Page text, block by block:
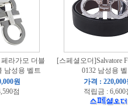
페라가모 더블
남성용 벨트
원
점
[스페셜오더]Salvatore
0132 남성용
가격 : 220,000
적립금 : 6,600